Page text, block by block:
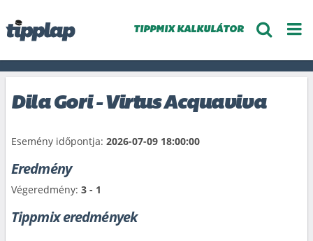
TIPPMIX KALKULÁTOR
Dila Gori - Virtus Acquaviva
Esemény időpontja: 2026-07-09 18:00:00
Eredmény
Végeredmény: 3 - 1
Tippmix eredmények